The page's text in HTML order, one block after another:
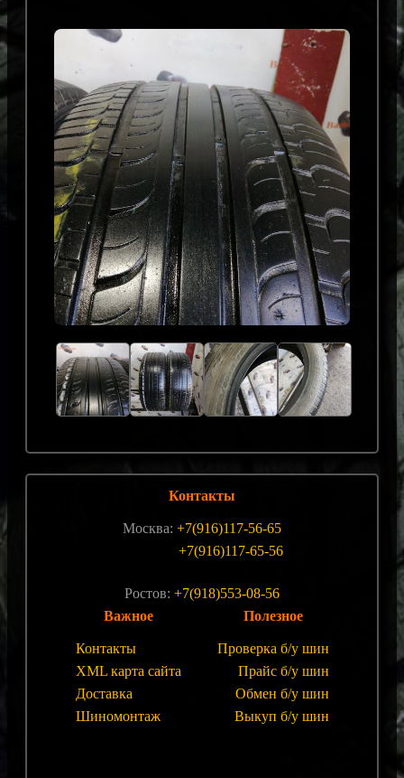
Контакты
Москва: +7(916)117-56-65
+7(916)117-65-56
Ростов: +7(918)553-08-56
Важное
Контакты
XML карта сайта
Доставка
Шиномонтаж
Полезное
Проверка б/у шин
Прайс б/у шин
Обмен б/у шин
Выкуп б/у шин